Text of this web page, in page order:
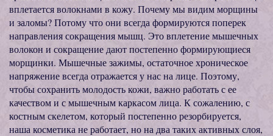
вплетается волокнами в кожу. Почему мы видим морщины
и заломы? Потому что они всегда формируются поперек
направления сокращения мышц. Это вплетение мышечных
волокон и сокращение дают постепенно формирующиеся
морщинки. Мышечные зажимы, остаточное хроническое
напряжение всегда отражается у нас на лице. Поэтому,
чтобы сохранить молодость кожи, важно работать с ее
качеством и с мышечным каркасом лица. К сожалению, с
костным скелетом, который постепенно резорбируется,
наша косметика не работает, но на два таких активных слоя,